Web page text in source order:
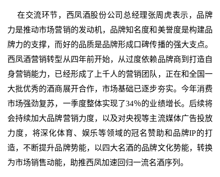
在交流环节，西凤酒股份公司总经理张周虎表示，品牌
力是推动市场营销的发动机，品牌知名度和美誉度是构建品
牌力的支撑，而好的品质是品牌形成口碑传播的强大支点。
西凤酒营销转型从四年前开始，从过度依赖品牌商到打造自
身营销能力，已经形成了上千人的营销团队，正在和全国一
大批优秀的酒商展开合作，市场基础已逐步夯实。今年消费
市场强劲复苏，一季度整体实现了34％的业绩增长。后续将
会持续加大品牌营销力度，以及对央视等主流媒体广告投放
力度，将深化体育、娱乐等领域的冠名赞助和品牌IP的打
造，不断提升品牌势能，以四大名酒的品牌文化势能，转换
为市场销售动能，助推西凤加速回归一流名酒序列。